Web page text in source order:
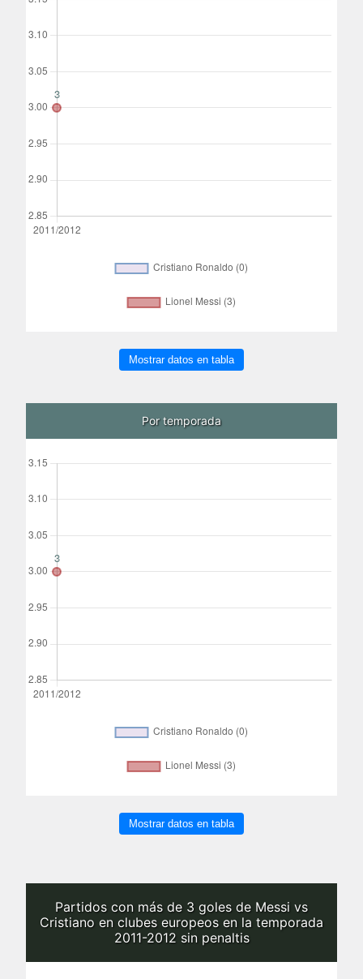
Mostrar datos en tabla
Por temporada
Mostrar datos en tabla
Partidos con más de 3 goles de Messi vs
Cristiano en clubes europeos en la temporada
2011-2012 sin penaltis